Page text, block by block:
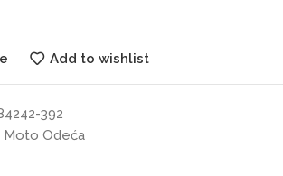
Add to wishlist
392
Moto Odeća